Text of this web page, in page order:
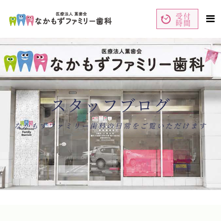
ペ
ー
先
頭
で
コ
ン
テ
ン
受付
時間
コ
ン
ツ
エ
リ
で
す
スタッフブログ
なかもずファミリー歯科の日常をご覧いただけます